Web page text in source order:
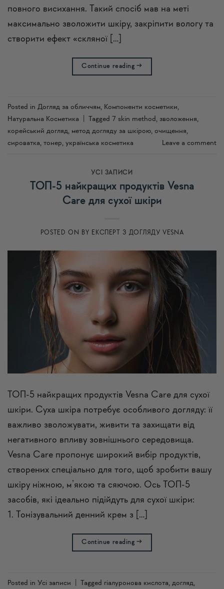
повного висихання. Такий спосіб мав на меті
максимально зволожити шкіру, закріпити вологу та
створити ефект «скляної […]
Continue reading→
Posted in Догляд за обличчям, Компоненти косметики,
Натуральна Косметика
Tagged 7 skin method, зволоження,
корейський догляд, метод догляду за шкірою, очищення,
сироватка, тонер, українська косметика Leave a comment
УСI ЗАПИСИ
ТОП-5 найкращих продуктів Vesna
Care для сухої шкіри
POSTED ON BY ЕКСПЕРТ З ДОГЛЯДУ VESNA
ТОП-5 найкращих продуктів Vesna Care для сухої
шкіри. Суха шкіра потребує особливого догляду: її
важливо зволожувати, живити та захищати від
негативного впливу зовнішнього середовища.
Vesna Care пропонує широкий вибір продуктів,
створених спеціально для того, щоб зробити вашу
шкіру ніжною, м’якою та сяючою. Ось ТОП-5
засобів, які ідеально підійдуть для сухої шкіри:
1. Тонізувальний денний крем з […]
Continue reading→
Posted in Усi записи Tagged гіалуронова кислота, догляд,